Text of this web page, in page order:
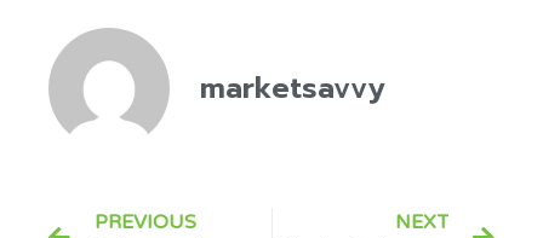
marketsavvy
PREVIOUS NEXT